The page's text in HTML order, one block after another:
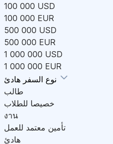
100 000 USD
100 000 EUR
500 000 USD
500 000 EUR
1 000 000 USD
1 000 000 EUR
نوع السفر
طالب
خصيصا للطلاب
งาน
تأمين معتمد للعمل
هادئ